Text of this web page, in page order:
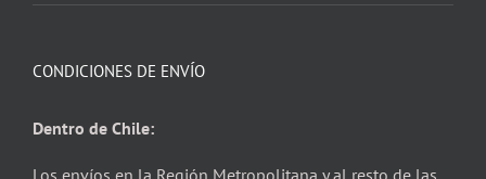
CONDICIONES DE ENVÍO
Dentro de Chile:
Los envíos en la Región Metropolitana y al resto de las